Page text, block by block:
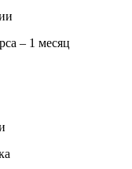
– 1 месяц